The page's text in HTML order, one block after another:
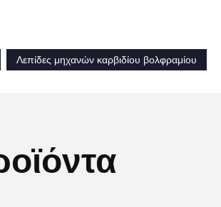
Λεπίδες μηχανών καρβιδίου βολφραμίου